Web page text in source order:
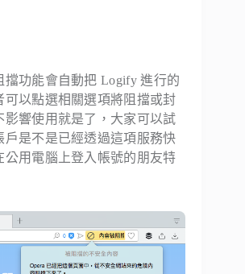
擋功能會自動把 Logify 進行的
可以點選相關選項將阻擋或封
影響使用就是了，大家可以試
戶是不是已經透過這項服務快
公用電腦上登入帳號的朋友特